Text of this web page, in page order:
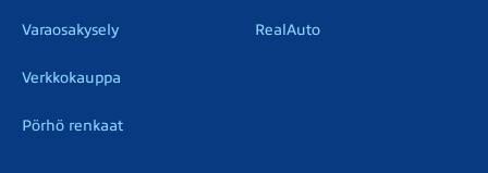
Varaosakysely
Verkkokauppa
Pörhö renkaat
RealAuto